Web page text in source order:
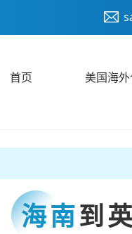
首页 美国海
海南到